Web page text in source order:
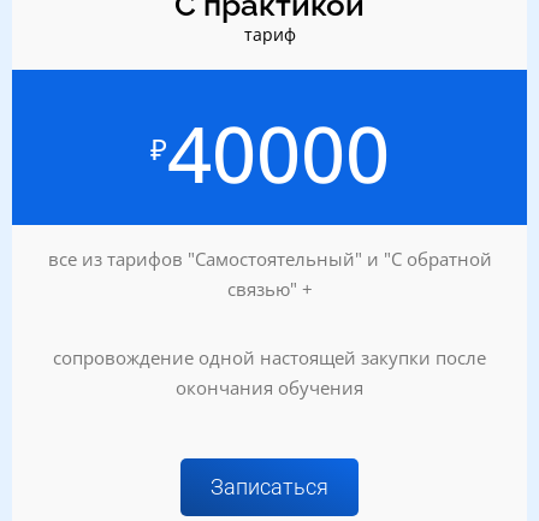
тариф
₽40000
все из тарифов "Самостоятельный" и "С обратной
связью" +
сопровождение одной настоящей закупки после
окончания обучения
Записаться